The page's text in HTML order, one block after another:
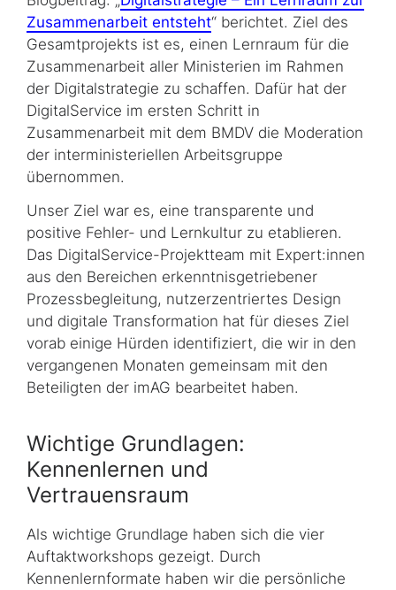
Zusammenarbeit entsteht“ berichtet. Ziel des
Gesamtprojekts ist es, einen Lernraum für die
Zusammenarbeit aller Ministerien im Rahmen
der Digitalstrategie zu schaffen. Dafür hat der
DigitalService im ersten Schritt in
Zusammenarbeit mit dem BMDV die Moderation
der interministeriellen Arbeits­gruppe
übernommen.
Unser Ziel war es, eine transparente und
positive Fehler- und Lernkultur zu etablieren.
Das DigitalService-Projektteam mit Expert:innen
aus den Bereichen erkenntnisgetriebener
Prozessbegleitung, nutzerzentriertes Design
und digitale Transformation hat für dieses Ziel
vorab einige Hürden identifiziert, die wir in den
vergangenen Monaten gemeinsam mit den
Beteiligten der imAG bearbeitet haben.
Wichtige Grundlagen:
Kennenlernen und
Vertrauensraum
Als wichtige Grundlage haben sich die vier
Auftaktworkshops gezeigt. Durch
Kennenlernformate haben wir die persönliche